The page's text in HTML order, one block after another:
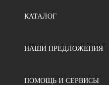
КАТАЛОГ
НАШИ ПРЕДЛОЖЕНИЯ
ПОМОЩЬ И СЕРВИСЫ